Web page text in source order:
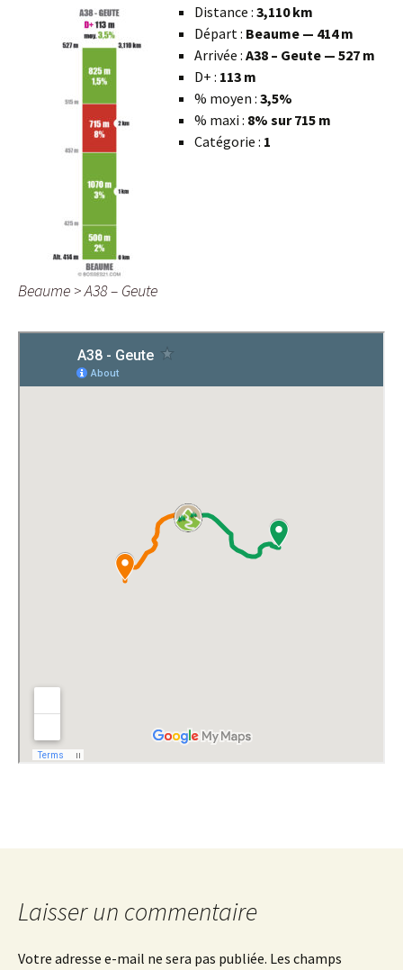
Beaume > A38 – Geute
Distance : 3,110 km
Départ : Beaume — 414 m
Arrivée : A38 – Geute — 527 m
D+ : 113 m
% moyen : 3,5%
% maxi : 8% sur 715 m
Catégorie : 1
Laisser un commentaire
Votre adresse e-mail ne sera pas publiée. Les champs